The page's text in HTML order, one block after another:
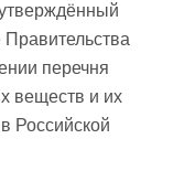
перечня
веществ и их
Российской